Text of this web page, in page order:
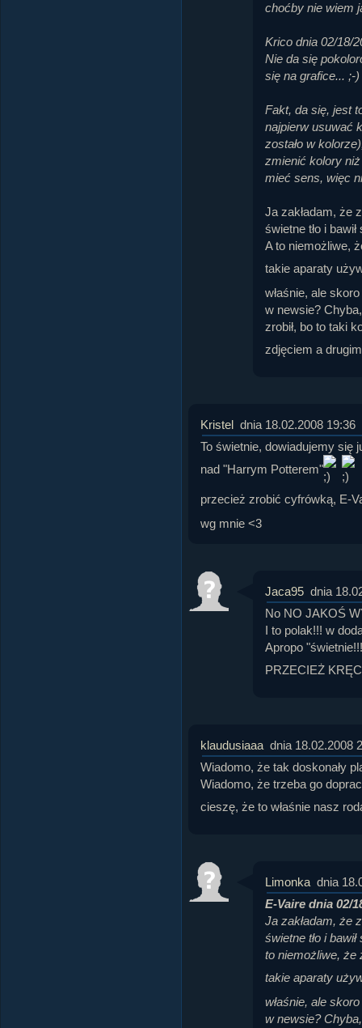
choćby nie wiem
Krico dnia 02/18/
Nie da się
się na grafice... ;-)
Fakt, da się, jest
najpierw usuwać
zostało w
zmienić kolory
mieć sens, więc
Ja zakładam, że
świetne tło i
A to niemożliwe,
takie aparaty
właśnie, ale
w newsie?
zrobił, bo to taki
zdjęciem a
Kristel dnia 18.02.2008 19:36
To świetnie, dowiadujemy się
nad "Harrym Potterem"
przecież zrobić cyfrówką, E-
wg mnie <3
Jaca95 dnia
No NO JAKOŚ
I to polak!!! w
Apropo
PRZECIEŻ
klaudusiaaa dnia 18.02.2008
Wiadomo, że tak doskonały
Wiadomo, że trzeba go
cieszę, że to właśnie nasz
Limonka dnia
E-Vaire dnia 02/
Ja zakładam, że
świetne tło i
to niemożliwe, że
takie aparaty
właśnie, ale
w newsie?